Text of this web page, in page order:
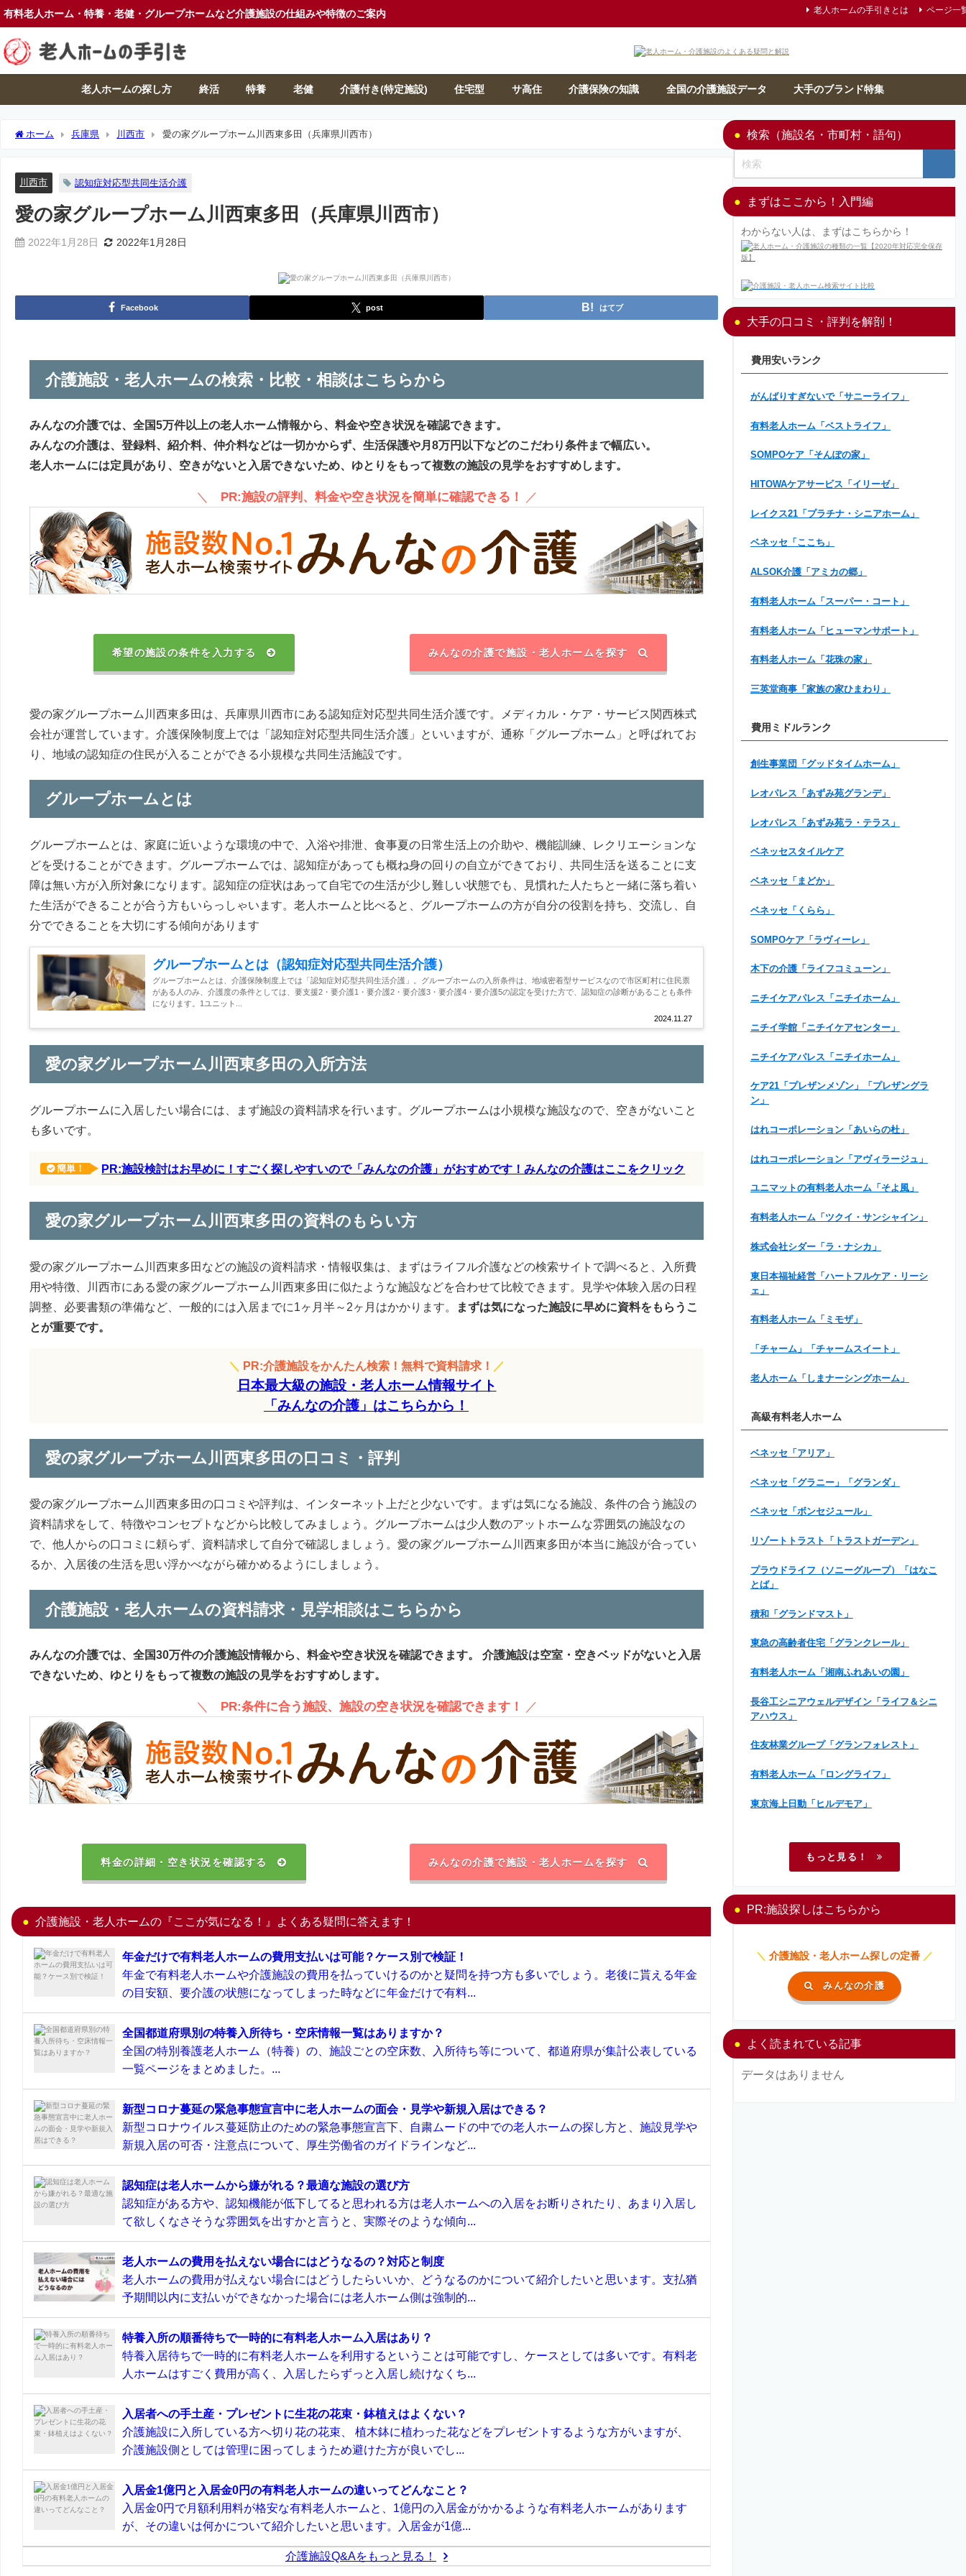
有料老人ホーム・特養・老健・グループホームなど介護施設の仕組みや特徴のご案内 老人ホームの手引きとは ページ一
老人ホームの探し方 終活 特養 老健 介護付き(特定施設) 住宅型 サ高住 介護保険の知識 全国の介護施設データ 大手のブランド特集
ホーム 兵庫県 川西市 愛の家グループホーム川西東多田（兵庫県川西市）
川西市 認知症対応型共同生活介護
愛の家グループホーム川西東多田（兵庫県川西市）
2022年1月28日 2022年1月28日
Facebook post はてブ
介護施設・老人ホームの検索・比較・相談はこちらから
みんなの介護では、全国5万件以上の老人ホーム情報から、料金や空き状況を確認できます。
みんなの介護は、登録料、紹介料、仲介料などは一切かからず、生活保護や月8万円以下などのこだわり条件まで幅広い。
老人ホームには定員があり、空きがないと入居できないため、ゆとりをもって複数の施設の見学をおすすめします。
＼ PR:施設の評判、料金や空き状況を簡単に確認できる！ ／
希望の施設の条件を入力する みんなの介護で施設・老人ホームを探す
愛の家グループホーム川西東多田は、兵庫県川西市にある認知症対応型共同生活介護です。メディカル・ケア・サービス関西株式
会社が運営しています。介護保険制度上では「認知症対応型共同生活介護」といいますが、通称「グループホーム」と呼ばれてお
り、地域の認知症の住民が入ることができる小規模な共同生活施設です。
グループホームとは
グループホームとは、家庭に近いような環境の中で、入浴や排泄、食事夏の日常生活上の介助や、機能訓練、レクリエーションな
どを受けることができます。グループホームでは、認知症があっても概ね身の回りの自立ができており、共同生活を送ることに支
障は無い方が入所対象になります。認知症の症状はあって自宅での生活が少し難しい状態でも、見慣れた人たちと一緒に落ち着い
た生活ができることが合う方もいらっしゃいます。老人ホームと比べると、グループホームの方が自分の役割を持ち、交流し、自
分でできることを大切にする傾向があります
グループホームとは（認知症対応型共同生活介護）
2024.11.27
グループホームとは、介護保険制度上では「認知症対応型共同生活介護」。グループホームの入所条件は、地域密着型サービスなので市区町村に住民票
がある人のみ、介護度の条件としては、要支援2・要介護1・要介護2・要介護3・要介護4・要介護5の認定を受けた方で、認知症の診断があることも条件
になります。1ユニット...
愛の家グループホーム川西東多田の入所方法
グループホームに入居したい場合には、まず施設の資料請求を行います。グループホームは小規模な施設なので、空きがないこと
も多いです。
簡単！ PR:施設検討はお早めに！すごく探しやすいので「みんなの介護」がおすめです！みんなの介護はここをクリック
愛の家グループホーム川西東多田の資料のもらい方
愛の家グループホーム川西東多田などの施設の資料請求・情報収集は、まずはライフル介護などの検索サイトで調べると、入所費
用や特徴、川西市にある愛の家グループホーム川西東多田に似たような施設などを合わせて比較できます。見学や体験入居の日程
調整、必要書類の準備など、一般的には入居までに1ヶ月半～2ヶ月はかかります。
まずは気になった施設に早めに資料をもらうこ
とが重要です。
＼ PR:介護施設をかんたん検索！無料で資料請求！ ／
日本最大級の施設・老人ホーム情報サイト
「みんなの介護」はこちらから！
愛の家グループホーム川西東多田の口コミ・評判
愛の家グループホーム川西東多田の口コミや評判は、インターネット上だと少ないです。まずは気になる施設、条件の合う施設の
資料請求をして、特徴やコンセプトなどから比較してみましょう。グループホームは少人数のアットホームな雰囲気の施設なの
で、他人からの口コミに頼らず、資料請求して自分で確認しましょう。愛の家グループホーム川西東多田が本当に施設が合ってい
るか、入居後の生活を思い浮かべながら確かめるようにしましょう。
介護施設・老人ホームの資料請求・見学相談はこちらから
みんなの介護では、全国30万件の介護施設情報から、料金や空き状況を確認できます。
介護施設は空室・空きベッドがないと入居
できないため、ゆとりをもって複数の施設の見学をおすすめします。
＼ PR:条件に合う施設、施設の空き状況を確認できます！ ／
料金の詳細・空き状況を確認する みんなの介護で施設・老人ホームを探す
介護施設・老人ホームの『ここが気になる！』よくある疑問に答えます！
年金だけで有料老人ホームの費用支払いは可能？ケース別で検証！
年金で有料老人ホームや介護施設の費用を払っていけるのかと疑問を持つ方も多いでしょう。老後に貰える年金
の目安額、要介護の状態になってしまった時などに年金だけで有料...
全国都道府県別の特養入所待ち・空床情報一覧はありますか？
全国の特別養護老人ホーム（特養）の、施設ごとの空床数、入所待ち等について、都道府県が集計公表している
一覧ページをまとめました。...
新型コロナ蔓延の緊急事態宣言中に老人ホームの面会・見学や新規入居はできる？
新型コロナウイルス蔓延防止のための緊急事態宣言下、自粛ムードの中での老人ホームの探し方と、施設見学や
新規入居の可否・注意点について、厚生労働省のガイドラインなど...
認知症は老人ホームから嫌がれる？最適な施設の選び方
認知症がある方や、認知機能が低下してると思われる方は老人ホームへの入居をお断りされたり、あまり入居し
て欲しくなさそうな雰囲気を出すかと言うと、実際そのような傾向...
老人ホームの費用を払えない場合にはどうなるの？対応と制度
老人ホームの費用が払えない場合にはどうしたらいいか、どうなるのかについて紹介したいと思います。支払猶
予期間以内に支払いができなかった場合には老人ホーム側は強制的...
特養入所の順番待ちで一時的に有料老人ホーム入居はあり？
特養入居待ちで一時的に有料老人ホームを利用するということは可能ですし、ケースとしては多いです。有料老
人ホームはすごく費用が高く、入居したらずっと入居し続けなくち...
入居者への手土産・プレゼントに生花の花束・鉢植えはよくない？
介護施設に入所している方へ切り花の花束、 植木鉢に植わった花などをプレゼントするような方がいますが、
介護施設側としては管理に困ってしまうため避けた方が良いでし...
入居金1億円と入居金0円の有料老人ホームの違いってどんなこと？
入居金0円で月額利用料が格安な有料老人ホームと、1億円の入居金がかかるような有料老人ホームがあります
が、その違いは何かについて紹介したいと思います。入居金が1億...
介護施設Q&Aをもっと見る！
検索（施設名・市町村・語句）
まずはここから！入門編
わからない人は、まずはこちらから！
大手の口コミ・評判を解剖！
費用安いランク
がんばりすぎないで「サニーライフ」
有料老人ホーム「ベストライフ」
SOMPOケア「そんぽの家」
HITOWAケアサービス「イリーゼ」
レイクス21「プラチナ・シニアホーム」
ベネッセ「ここち」
ALSOK介護「アミカの郷」
有料老人ホーム「スーパー・コート」
有料老人ホーム「ヒューマンサポート」
有料老人ホーム「花珠の家」
三英堂商事「家族の家ひまわり」
費用ミドルランク
創生事業団「グッドタイムホーム」
レオパレス「あずみ苑グランデ」
レオパレス「あずみ苑ラ・テラス」
ベネッセスタイルケア
ベネッセ「まどか」
ベネッセ「くらら」
SOMPOケア「ラヴィーレ」
木下の介護「ライフコミューン」
ニチイケアパレス「ニチイホーム」
ニチイ学館「ニチイケアセンター」
ニチイケアパレス「ニチイホーム」
ケア21「プレザンメゾン」「プレザングラ
ン」
はれコーポレーション「あいらの杜」
はれコーポレーション「アヴィラージュ」
ユニマットの有料老人ホーム「そよ風」
有料老人ホーム「ツクイ・サンシャイン」
株式会社シダー「ラ・ナシカ」
東日本福祉経営「ハートフルケア・リーシ
ェ」
有料老人ホーム「ミモザ」
「チャーム」「チャームスイート」
老人ホーム「しまナーシングホーム」
高級有料老人ホーム
ベネッセ「アリア」
ベネッセ「グラニー」「グランダ」
ベネッセ「ボンセジュール」
リゾートトラスト「トラストガーデン」
プラウドライフ（ソニーグループ）「はなこ
とば」
積和「グランドマスト」
東急の高齢者住宅「グランクレール」
有料老人ホーム「湘南ふれあいの園」
長谷工シニアウェルデザイン「ライフ＆シニ
アハウス」
住友林業グループ「グランフォレスト」
有料老人ホーム「ロングライフ」
東京海上日動「ヒルデモア」
もっと見る！
PR:施設探しはこちらから
＼ 介護施設・老人ホーム探しの定番 ／
みんなの介護
よく読まれている記事
データはありません